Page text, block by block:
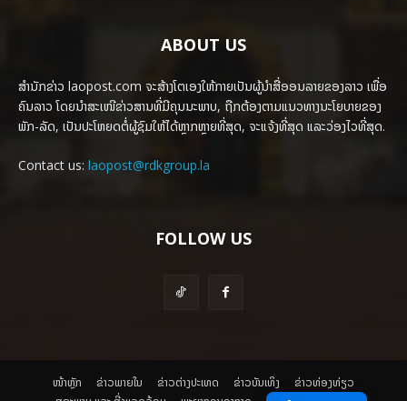
ABOUT US
ສຳນັກຂ່າວ laopost.com ຈະສ້າງໂຕເອງໃຫ້ກາຍເປັນຜູ້ນຳສື່ອອນລາຍຂອງລາວ ເພື່ອ
ຄົນລາວ ໂດຍນຳສະເໜີຂ່າວສານທີ່ມີຄຸນນະພາບ, ຖືກຕ້ອງຕາມແນວທາງນະໂຍບາຍຂອງ
ພັກ-ລັດ, ເປັນປະໂຫຍດຕໍ່ຜູ້ຊົມໃຫ້ໄດ້ຫຼາກຫຼາຍທີ່ສຸດ, ຈະແຈ້ງທີ່ສຸດ ແລະວ່ອງໄວທີ່ສຸດ.
Contact us: laopost@rdkgroup.la
FOLLOW US
ໜ້າຫຼັກ ຂ່າວພາຍ​ໃນ ຂ່າວຕ່າງປະເທດ ​ຂ່າວບັນເທິງ
​ຂ່າວທ່ອງທ່ຽວ